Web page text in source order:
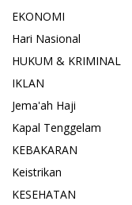
EKONOMI
Hari Nasional
HUKUM & KRIMINAL
IKLAN
Jema'ah Haji
Kapal Tenggelam
KEBAKARAN
Keistrikan
KESEHATAN